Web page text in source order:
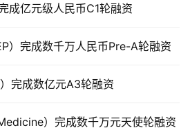
成亿元级人民币C1轮融资
）完成数千万人民币Pre-A轮融资
完成数亿元A3轮融资
）完成数千万元天使轮融资